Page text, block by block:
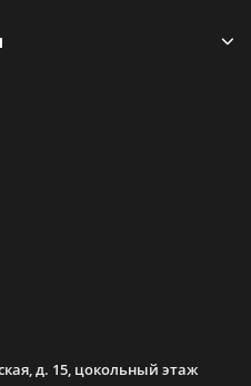
д. 15, цокольный этаж